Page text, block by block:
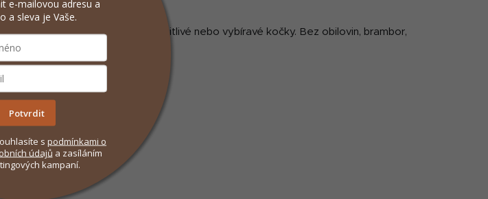
l
p
r
k
y
masa. Vynikající volba pro citlivé nebo vybíravé kočky. Bez obilovin, brambor,
e-mailovou adresu a
a sleva je Vaše.
Potvrdit
s podmínkami o
údajů a zasíláním
kampaní.